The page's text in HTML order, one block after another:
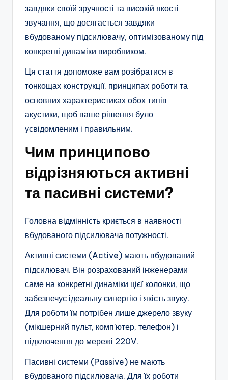
завдяки своїй зручності та високій якості
звучання, що досягається завдяки
вбудованому підсилювачу, оптимізованому під
конкретні динаміки виробником.
Ця стаття допоможе вам розібратися в
тонкощах конструкції, принципах роботи та
основних характеристиках обох типів
акустики, щоб ваше рішення було
усвідомленим і правильним.
Чим принципово
відрізняються активні
та пасивні системи?
Головна відмінність криється в наявності
вбудованого підсилювача потужності.
Активні системи (Active) мають вбудований
підсилювач. Він розрахований інженерами
саме на конкретні динаміки цієї колонки, що
забезпечує ідеальну синергію і якість звуку.
Для роботи їм потрібен лише джерело звуку
(мікшерний пульт, комп’ютер, телефон) і
підключення до мережі 220V.
Пасивні системи (Passive) не мають
вбудованого підсилювача. Для їх роботи